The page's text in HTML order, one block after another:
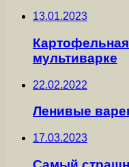
13.01.2023
мультиварке
22.02.2022
Ленивые
17.03.2023